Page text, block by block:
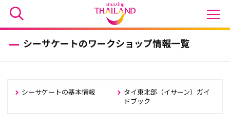
シーサケートのワークショップ情報一覧
シーサケートの基本情報
タイ東北部（イサーン）ガイ
ドブック